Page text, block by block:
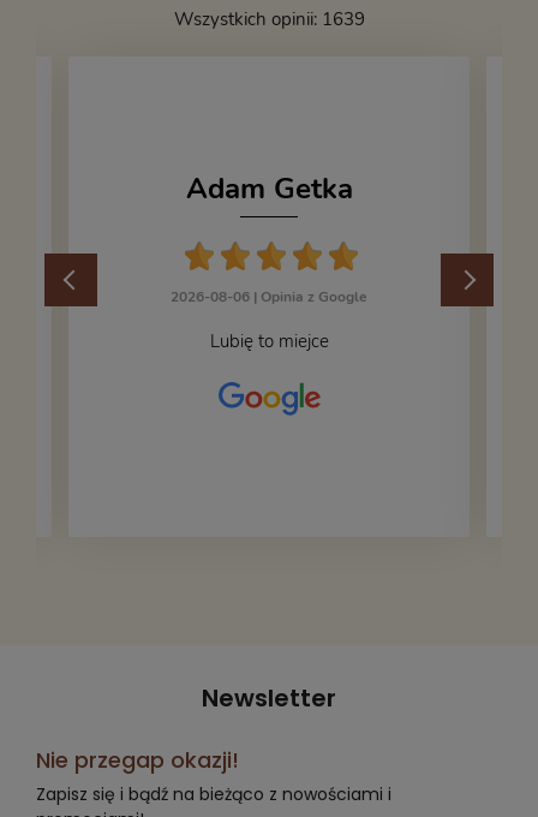
Wszystkich opinii: 1639
Adam Getka
2026-08-06 | Opinia z Google
Lubię to miejce
Newsletter
Nie przegap okazji!
Zapisz się i bądź na bieżąco z nowościami i